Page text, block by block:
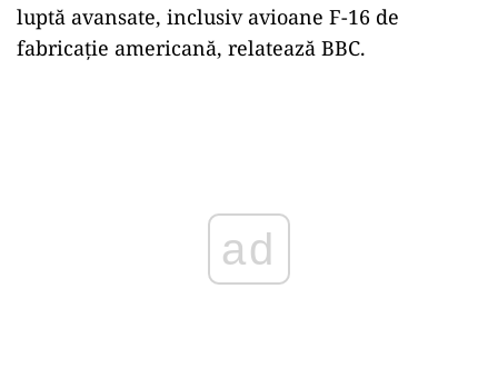
luptă avansate, inclusiv avioane F-16 de
fabricaţie americană, relatează BBC.